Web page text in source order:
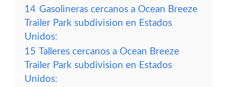
14 Gasolineras cercanos a Ocean Breeze
Trailer Park subdivision en Estados
Unidos:
15 Talleres cercanos a Ocean Breeze
Trailer Park subdivision en Estados
Unidos: